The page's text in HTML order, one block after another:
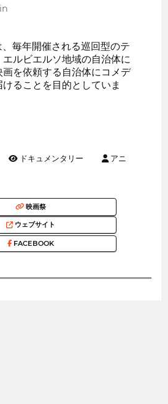
毎年開催される巡回型のテ
ルビエルソ地域の自治体に
画を依頼する自治体にコメデ
ることを目的としていま
ドキュメンタリー
アニ
映画祭
ウェブサイト
FACEBOOK